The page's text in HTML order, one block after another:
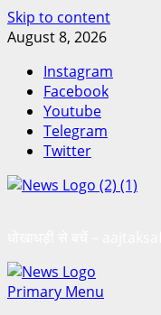
Skip to content
August 8, 2026
Instagram
Facebook
Youtube
Telegram
Twitter
Primary Menu